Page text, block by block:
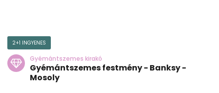
2+1 INGYENES
Gyémántszemes kirakó
Gyémántszemes festmény - Banksy -
Mosoly